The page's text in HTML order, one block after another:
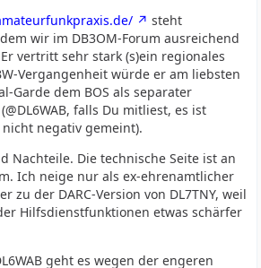
steht
wir im DB3OM-Forum ausreichend
vertritt sehr stark (s)ein regionales
Vergangenheit würde er am liebsten
Garde dem BOS als separater
falls Du mitliest, es ist
negativ gemeint).
Nachteile. Die technische Seite ist an
Ich neige nur als ex-ehrenamtlicher
zu der DARC-Version von DL7TNY, weil
Hilfsdienstfunktionen etwas schärfer
geht es wegen der engeren